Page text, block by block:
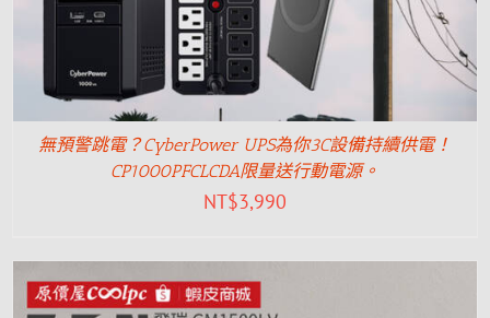
無預警跳電？CyberPower UPS為你3C設備持續供電！
CP1000PFCLCDA限量送行動電源。
NT$3,990